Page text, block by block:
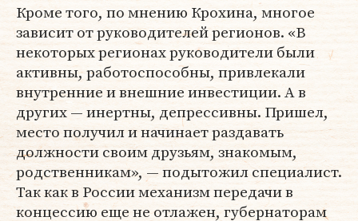
Кроме того, по мнению Крохина, многое
зависит от руководителей регионов. «В
некоторых регионах руководители были
активны, работоспособны, привлекали
внутренние и внешние инвестиции. А в
других — инертны, депрессивны. Пришел,
место получил и начинает раздавать
должности своим друзьям, знакомым,
родственникам», — подытожил специалист.
Так как в России механизм передачи в
концессию еще не отлажен, губернаторам